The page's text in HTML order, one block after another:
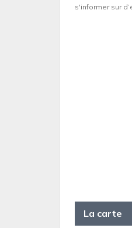
s'informer sur
La carte